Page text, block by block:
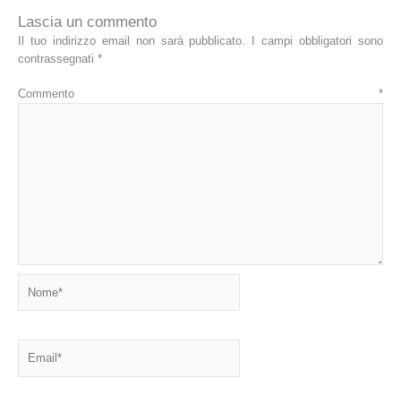
Lascia un commento
Il tuo indirizzo email non sarà pubblicato.
I campi obbligatori sono
contrassegnati *
Commento *